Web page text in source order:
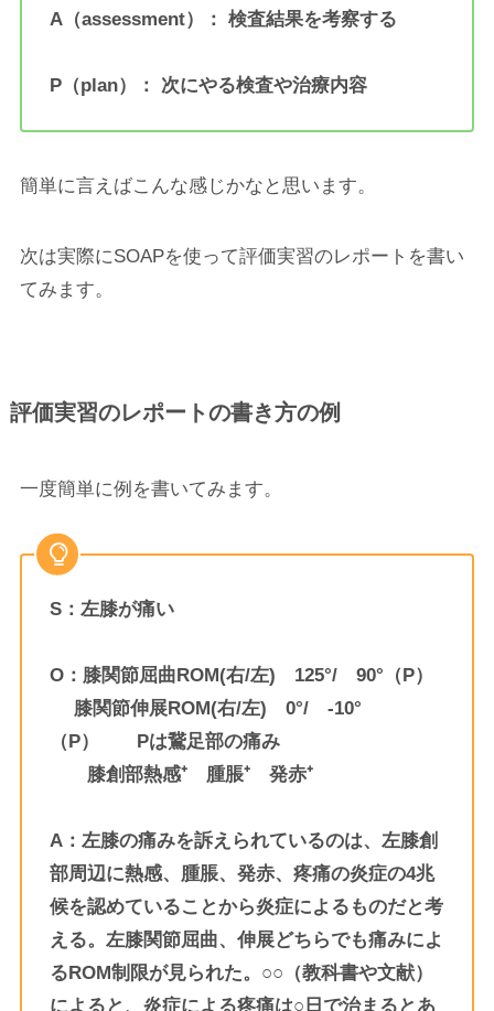
A（assessment）： 検査結果を考察する
P（plan）： 次にやる検査や治療内容
簡単に言えばこんな感じかなと思います。
次は実際にSOAPを使って評価実習のレポートを書い
てみます。
評価実習のレポートの書き方の例
一度簡単に例を書いてみます。
S：左膝が痛い
O：膝関節屈曲ROM(右/左) 125°/ 90°（P）
膝関節伸展ROM(右/左) 0°/ -10°
（P） Pは鵞足部の痛み
膝創部熱感⁺ 腫脹⁺ 発赤⁺
A：左膝の痛みを訴えられているのは、左膝創
部周辺に熱感、腫脹、発赤、疼痛の炎症の4兆
候を認めていることから炎症によるものだと考
える。左膝関節屈曲、伸展どちらでも痛みによ
るROM制限が見られた。○○（教科書や文献）
によると、炎症による疼痛は○日で治まるとあ